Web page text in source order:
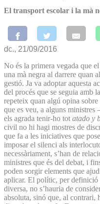
El transport escolar i la mà
dc., 21/09/2016
No és la primera vegada que
una mà negra al darrere quan
gestió. Ja va adoptar aquesta
del procés que se seguia amb
repeteix quan algú opina
que es veu, a alguns ministres
els agrada tenir-ho tot atado y
civil no hi hagi mostres de
que fa a les iniciatives que
imposar el silenci als
necessàriament, s’han de
ministres que és del debat, i
poden sorgir elements que
aplicar. El polític, per definició
diversa, no s’hauria de
absoluta, sinó que, al contrari,